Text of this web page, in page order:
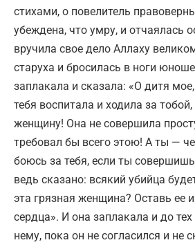
стихами, о повелитель
убеждена, что умру, и отчаялась
вручила свое дело Аллаху
старуха и бросилась в ноги
заплакала и сказала: «О дитя
тебя воспитала и ходила за тобой,
женщину! Она не совершила
требовал бы всего этою! А ты —
боюсь за тебя, если ты совершишь
ведь сказано: всякий убийца
эта грязная женщина? Оставь ее
сердца». И она заплакала и до
нему, пока он не согласился и не